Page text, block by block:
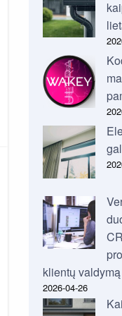
klientų valdymą
2026-04-26